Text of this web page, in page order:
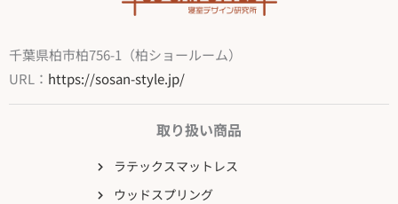
取り扱い商品
ラテックスマットレス
ウッドスプリング
千葉県柏市柏756-1（柏ショールーム）
URL： https://sosan-style.jp/